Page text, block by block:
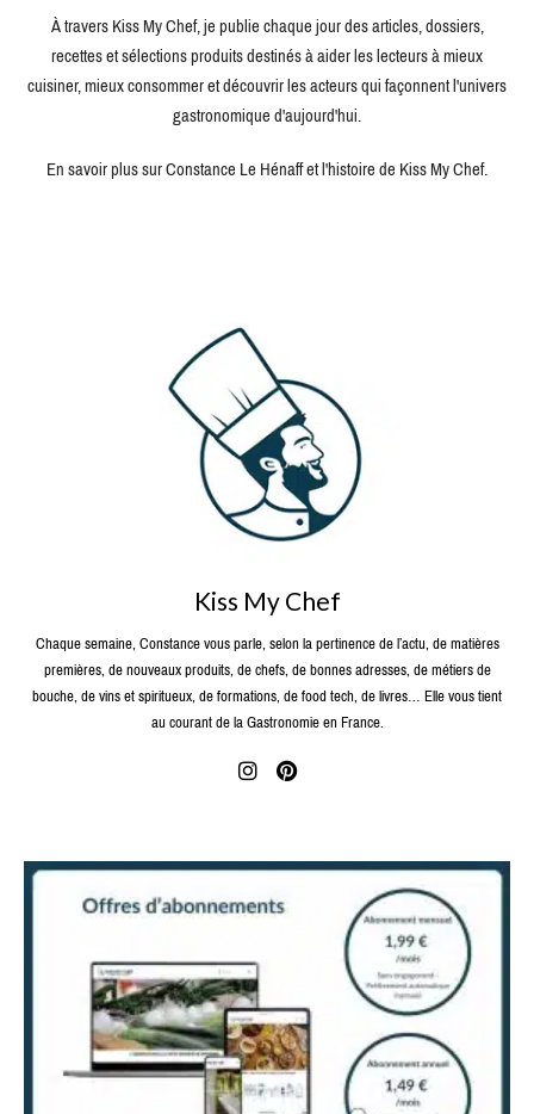
À travers Kiss My Chef, je publie chaque jour des articles, dossiers,
recettes et sélections produits destinés à aider les lecteurs à mieux
cuisiner, mieux consommer et découvrir les acteurs qui façonnent l'univers
gastronomique d'aujourd'hui.
En savoir plus sur Constance Le Hénaff et l'histoire de Kiss My Chef.
Kiss My Chef
Chaque semaine, Constance vous parle, selon la pertinence de l’actu, de matières
premières, de nouveaux produits, de chefs, de bonnes adresses, de métiers de
bouche, de vins et spiritueux, de formations, de food tech, de livres… Elle vous tient
au courant de la Gastronomie en France.